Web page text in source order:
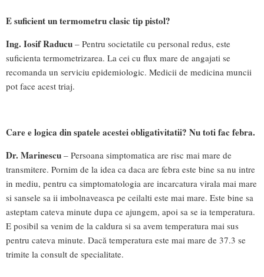
E suficient un termometru clasic tip pistol?
Ing. Iosif Raducu – Pentru societatile cu personal redus, este
suficienta termometrizarea. La cei cu flux mare de angajati se
recomanda un serviciu epidemiologic. Medicii de medicina muncii
pot face acest triaj.
Care e logica din spatele acestei obligativitatii? Nu toti fac febra.
Dr. Marinescu – Persoana simptomatica are risc mai mare de
transmitere. Pornim de la idea ca daca are febra este bine sa nu intre
in mediu, pentru ca simptomatologia are incarcatura virala mai mare
si sansele sa ii imbolnaveasca pe ceilalti este mai mare. Este bine sa
asteptam cateva minute dupa ce ajungem, apoi sa se ia temperatura.
E posibil sa venim de la caldura si sa avem temperatura mai sus
pentru cateva minute. Dacă temperatura este mai mare de 37.3 se
trimite la consult de specialitate.